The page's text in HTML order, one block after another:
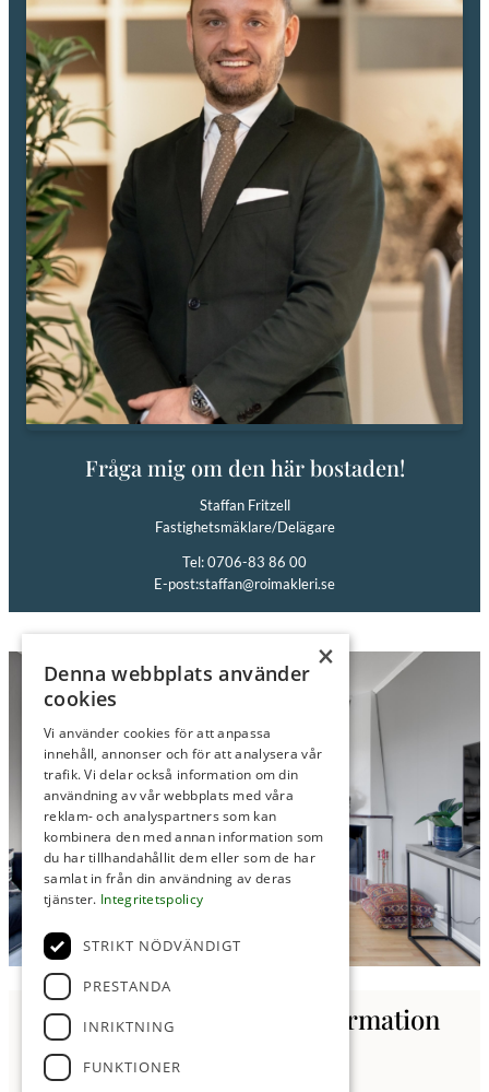
Fråga mig om den här bostaden!
Staffan Fritzell
Fastighetsmäklare/Delägare
Tel: 0706-83 86 00
E-post:staffan@roimakleri.se
Kontakta oss för mer information
×
Denna webbplats använder
cookies
Vi använder cookies för att anpassa
innehåll, annonser och för att analysera vår
trafik. Vi delar också information om din
användning av vår webbplats med våra
reklam- och analyspartners som kan
kombinera den med annan information som
du har tillhandahållit dem eller som de har
samlat in från din användning av deras
tjänster. Integritetspolicy
STRIKT NÖDVÄNDIGT
PRESTANDA
INRIKTNING
FUNKTIONER